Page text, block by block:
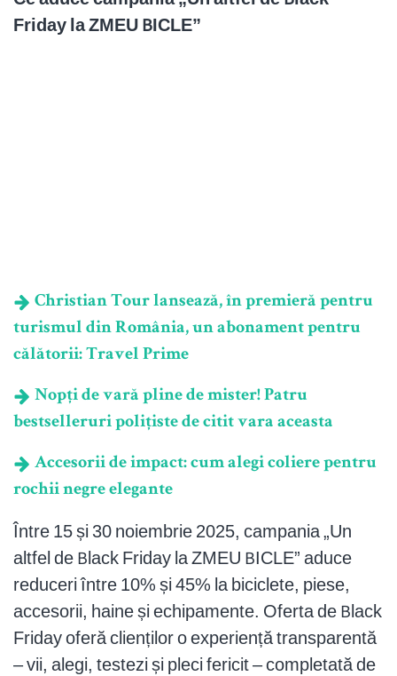
Friday la ZMEU BICLE”
Christian Tour lansează, în premieră pentru
turismul din România, un abonament pentru
călătorii: Travel Prime
Nopți de vară pline de mister! Patru
bestselleruri polițiste de citit vara aceasta
Accesorii de impact: cum alegi coliere pentru
rochii negre elegante
Între 15 și 30 noiembrie 2025, campania „Un
altfel de Black Friday la ZMEU BICLE” aduce
reduceri între 10% și 45% la biciclete, piese,
accesorii, haine și echipamente. Oferta de Black
Friday oferă clienților o experiență transparentă
– vii, alegi, testezi și pleci fericit – completată de